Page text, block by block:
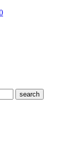
search